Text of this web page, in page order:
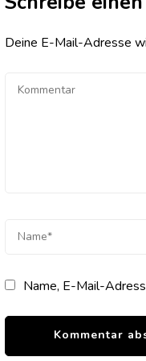
Deine E-Mail-Adresse
Name, E-Mail-